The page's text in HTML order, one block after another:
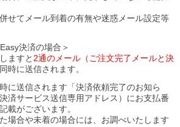
せてメール到着の有無や迷惑メール設定等
決済の場合＞
ますと 2通のメール（ご注文完了メールと決
時に送信されます。
に送信されます「決済依頼完了のお知ら
済サービス送信専用アドレス）にお支払番
載がございます。
場合や未着の場合には、お調べいたします